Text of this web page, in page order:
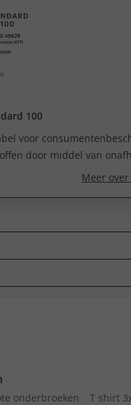
100
voor
door middel van
Meer
onderbroeken
T shirt